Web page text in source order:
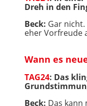
Dreh in den
Beck: Gar
eher Vorfreude
Wann es
TAG24: Das
Beck: Das kann